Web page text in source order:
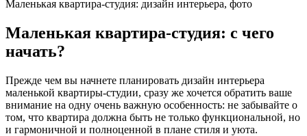
Маленькая квартира-студия: дизайн интерьера, фото
Маленькая квартира-студия: с чего
начать?
Прежде чем вы начнете планировать дизайн интерьера
маленькой квартиры-студии, сразу же хочется обратить ваше
внимание на одну очень важную особенность: не забывайте о
том, что квартира должна быть не только функциональной, но
и гармоничной и полноценной в плане стиля и уюта.